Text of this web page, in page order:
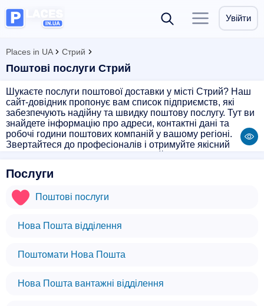
Увійти
Places in UA Стрий
Поштові послуги Стрий
Шукаєте послуги поштової доставки у місті Стрий? Наш
сайт-довідник пропонує вам список підприємств, які
забезпечують надійну та швидку поштову послугу. Тут ви
знайдете інформацію про адреси, контактні дані та
робочі години поштових компаній у вашому регіоні.
Звертайтеся до професіоналів і отримуйте якісний
Послуги
Поштові послуги
Нова Пошта відділення
Поштомати Нова Пошта
Нова Пошта вантажні відділення